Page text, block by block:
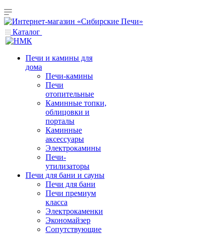
Каталог
Печи и камины для
дома
Печи-камины
Печи
отопительные
Каминные топки,
облицовки и
порталы
Каминные
аксессуары
Электрокамины
Печи-
утилизаторы
Печи для бани и сауны
Печи для бани
Печи премиум
класса
Электрокаменки
Экономайзер
Сопутствующие